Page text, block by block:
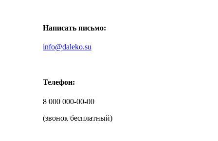
Написать письмо:
info@daleko.su
Телефон:
8 000 000-00-00
(звонок бесплатный)